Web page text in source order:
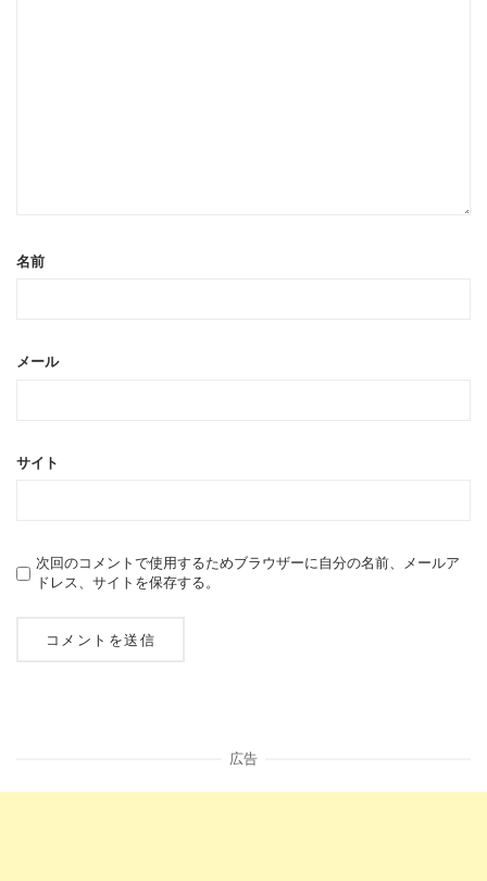
名前
メール
サイト
次回のコメントで使用するためブラウザーに自分の名前、メールア
ドレス、サイトを保存する。
広告